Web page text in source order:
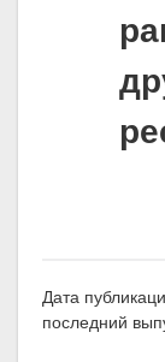
Дата
последний